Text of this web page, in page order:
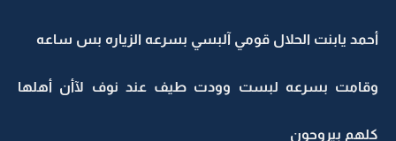
أحمد يابنت الحلال قومي آلبسي بسرعه الزياره بس ساعه
وقامت بسرعه لبست وودت طيف عند نوف لآأن أهلها
كلهم بيروحون